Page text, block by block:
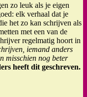
zo leuk als je eigen
elk verhaal dat je
het zo kan schrijven als
met een van de
regelmatig hoort in
iemand anders
misschien nog beter
heeft dit geschreven.